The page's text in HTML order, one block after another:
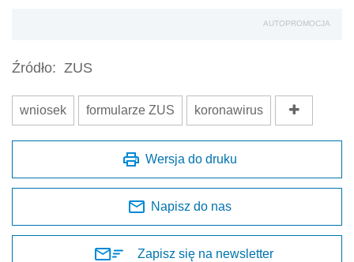
AUTOPROMOCJA
Źródło: ZUS
wniosek formularze ZUS koronawirus
Wersja do druku
Napisz do nas
Zapisz się na newsletter